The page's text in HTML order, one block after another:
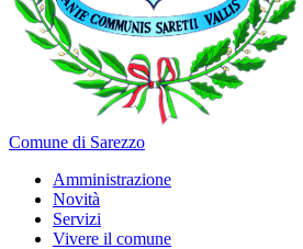
Comune di Sarezzo
Amministrazione
Novità
Servizi
Vivere il comune